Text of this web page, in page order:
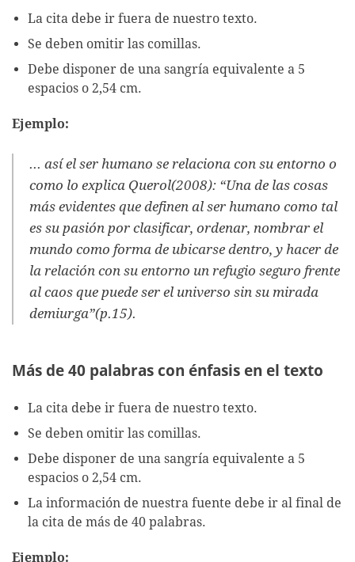
La cita debe ir fuera de nuestro texto.
Se deben omitir las comillas.
Debe disponer de una sangría equivalente a 5
espacios o 2,54 cm.
Ejemplo:
... así el ser humano se relaciona con su entorno o
como lo explica Querol(2008): “Una de las cosas
más evidentes que definen al ser humano como tal
es su pasión por clasificar, ordenar, nombrar el
mundo como forma de ubicarse dentro, y hacer de
la relación con su entorno un refugio seguro frente
al caos que puede ser el universo sin su mirada
demiurga”(p.15).
Más de 40 palabras con énfasis en el texto
La cita debe ir fuera de nuestro texto.
Se deben omitir las comillas.
Debe disponer de una sangría equivalente a 5
espacios o 2,54 cm.
La información de nuestra fuente debe ir al final de
la cita de más de 40 palabras.
Ejemplo: